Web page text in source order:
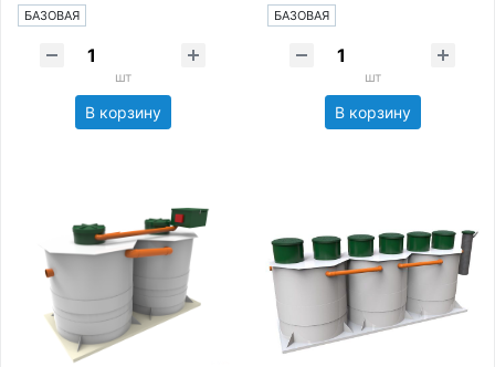
БАЗОВАЯ
шт
В корзину
БАЗОВАЯ
шт
В корзину